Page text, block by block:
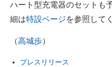
ハート型充電器のセットも
細は特設ページを参照して
（高城歩）
プレスリリース